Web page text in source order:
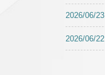
2026/06/23
2026/06/22